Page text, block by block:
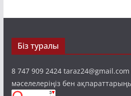
Біз туралы
8 747 909 2424
мәселелеріңіз бен